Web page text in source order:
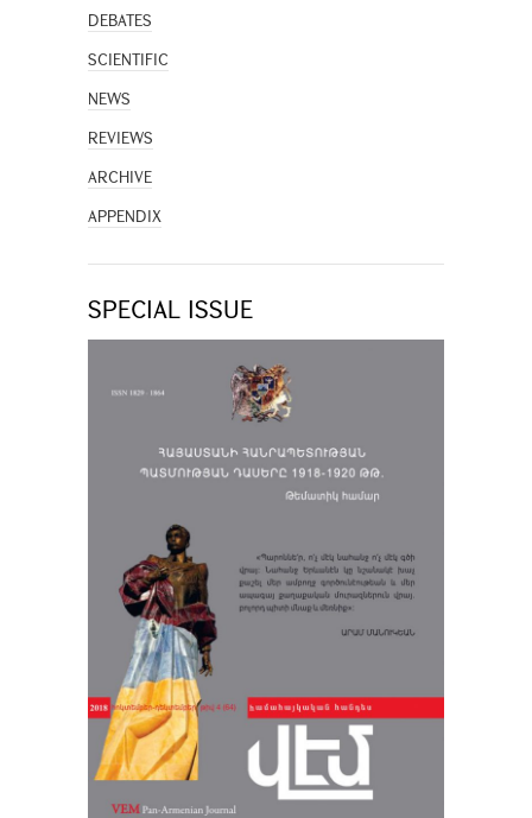
DEBATES
SCIENTIFIC
NEWS
REVIEWS
ARCHIVE
APPENDIX
SPECIAL ISSUE